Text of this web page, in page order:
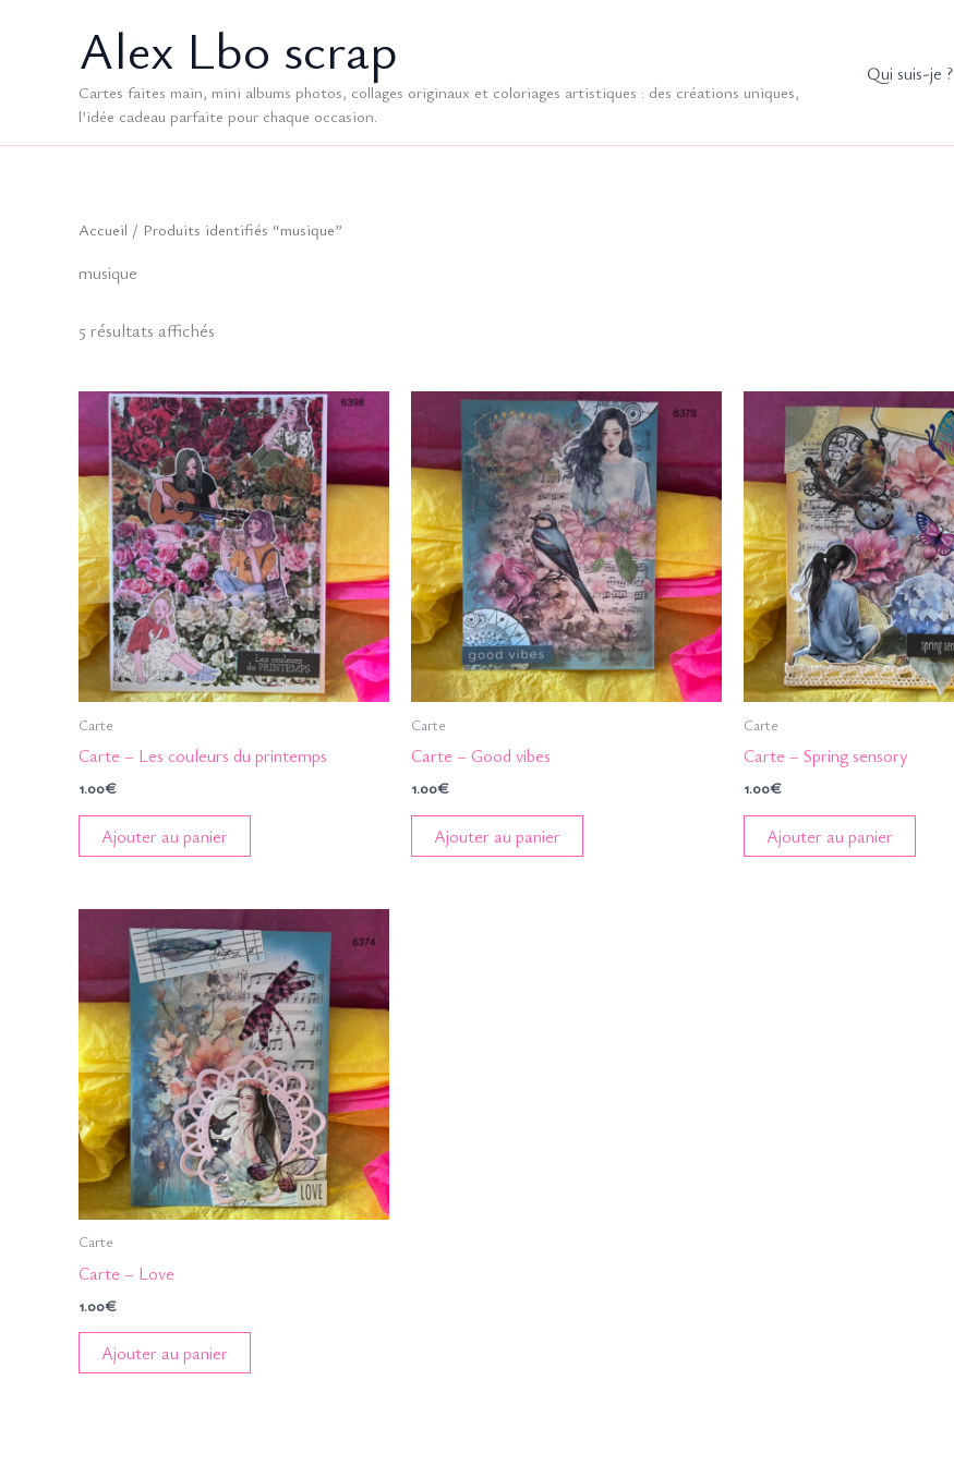
Alex Lbo scrap
Cartes faites main, mini albums photos, collages originaux et coloriages artistiques : des créations uniques,
l’idée cadeau parfaite pour chaque occasion.
Qui suis-je ?
Accueil / Produits identifiés “musique”
musique
5 résultats affichés
au
plus
ancien
Carte
Carte – Les couleurs du printemps
1.00€
Ajouter au panier
Carte
Carte – Good vibes
1.00€
Ajouter au panier
Carte
Carte – Spring sensory
1.00€
Ajouter au panier
Carte
Carte – Love
1.00€
Ajouter au panier